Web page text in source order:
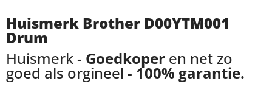
Huismerk Brother D00YTM001
Drum
Huismerk - Goedkoper en net zo
goed als orgineel - 100% garantie.